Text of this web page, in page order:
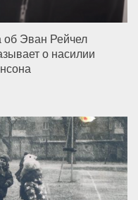
Эван Рейчел
о насилии